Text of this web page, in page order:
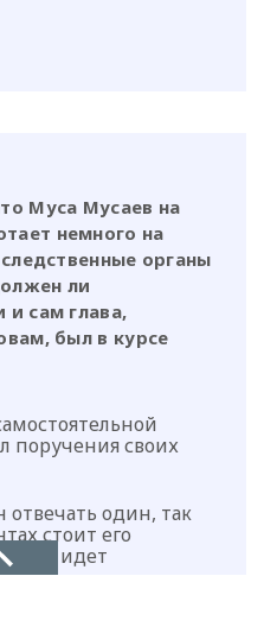
Муса Мусаев на
немного на
органы
ли
и сам глава,
был в курсе
поручения своих
один, так
стоит его
что идет